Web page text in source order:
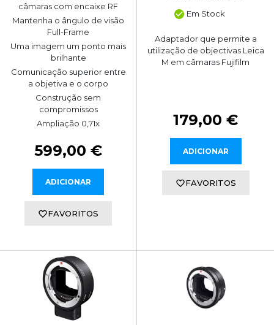
câmaras com encaixe RF
Mantenha o ângulo de visão
Full-Frame
Uma imagem um ponto mais
brilhante
Comunicação superior entre
a objetiva e o corpo
Construção sem
compromissos
Ampliação 0,71x
599,00 €
ADICIONAR
FAVORITOS
Em Stock
Adaptador que permite a
utilização de objectivas Leica
M em câmaras Fujifilm
179,00 €
ADICIONAR
FAVORITOS